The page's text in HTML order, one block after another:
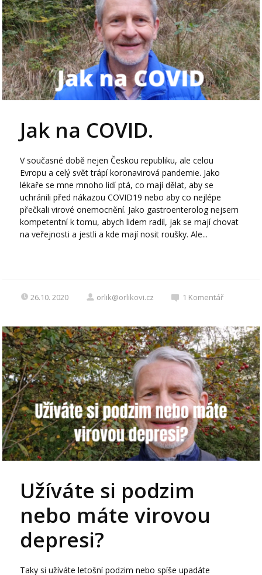
Jak na COVID.
V současné době nejen Českou republiku, ale celou
Evropu a celý svět trápí koronavirová pandemie. Jako
lékaře se mne mnoho lidí ptá, co mají dělat, aby se
uchránili před nákazou COVID19 nebo aby co nejlépe
přečkali virové onemocnění. Jako gastroenterolog nejsem
kompetentní k tomu, abych lidem radil, jak se mají chovat
na veřejnosti a jestli a kde mají nosit roušky. Ale...
26.10. 2020 orlik@orlikovi.cz 1 Komentář
Užíváte si podzim
nebo máte virovou
depresi?
Taky si užíváte letošní podzim nebo spíše upadáte